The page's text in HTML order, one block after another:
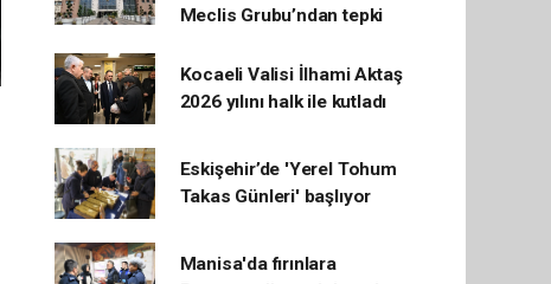
Meclis Grubu’ndan tepki
Kocaeli Valisi İlhami Aktaş
2026 yılını halk ile kutladı
Eskişehir’de 'Yerel Tohum
Takas Günleri' başlıyor
Manisa'da fırınlara